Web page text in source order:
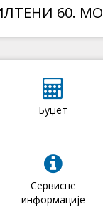
60.
Буџет
Сервисне
информације